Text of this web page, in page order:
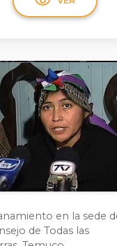
en la sede
de Todas las